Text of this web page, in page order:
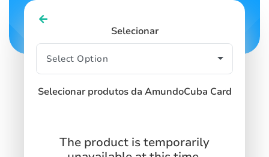
Selecionar
Selecionar produtos da AmundoCuba Card
The product is temporarily